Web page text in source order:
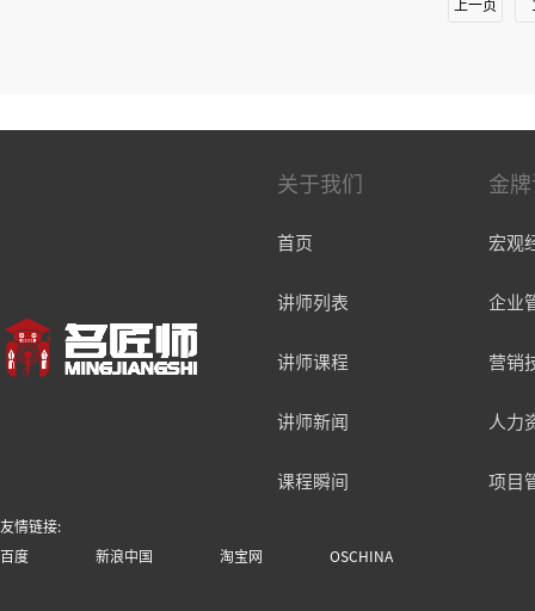
上一页
关于我们
首页
讲师列表
讲师课程
讲师新闻
课程瞬间
金
宏观
企业
营销
人力
项目
友情链接:
百度 新浪中国 淘宝网 OSCHINA